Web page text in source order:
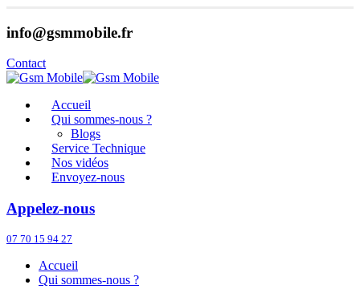
info@gsmmobile.fr
Contact
Accueil
Qui sommes-nous ?
Blogs
Service Technique
Nos vidéos
Envoyez-nous
Appelez-nous
07 70 15 94 27
Accueil
Qui sommes-nous ?